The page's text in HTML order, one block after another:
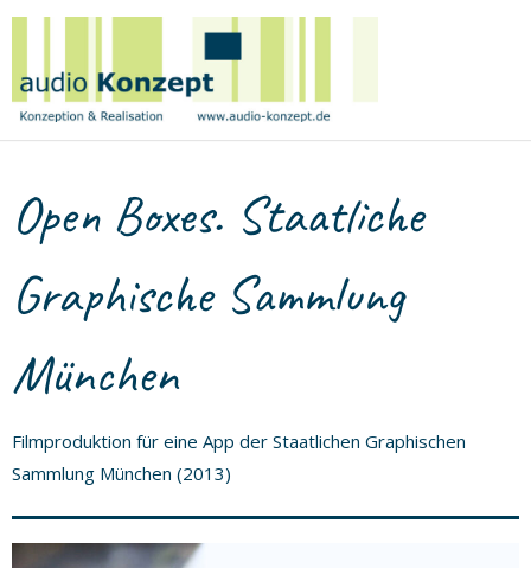
audio
Open Boxes. Staatliche
Graphische Sammlung
München
Filmproduktion für eine App der Staatlichen Graphischen
Sammlung München (2013)